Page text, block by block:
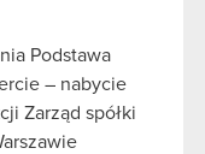
Podstawa
– nabycie
Zarząd spółki